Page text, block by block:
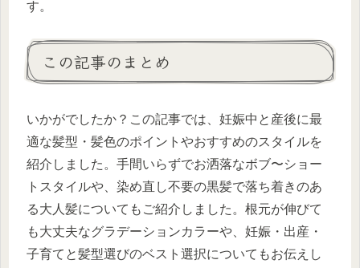
す。
この記事のまとめ
いかがでしたか？この記事では、妊娠中と産後に最
適な髪型・髪色のポイントやおすすめのスタイルを
紹介しました。手間いらずでお洒落なボブ〜ショー
トスタイルや、染め直し不要の黒髪で落ち着きのあ
る大人髪についてもご紹介しました。根元が伸びて
も大丈夫なグラデーションカラーや、妊娠・出産・
子育てと髪型選びのベスト選択についてもお伝えし